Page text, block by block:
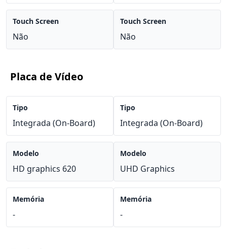
Touch Screen
Não
Touch Screen
Não
Placa de Vídeo
Tipo
Integrada (On-Board)
Modelo
HD graphics 620
Memória
-
Tipo
Integrada (On-Board)
Modelo
UHD Graphics
Memória
-